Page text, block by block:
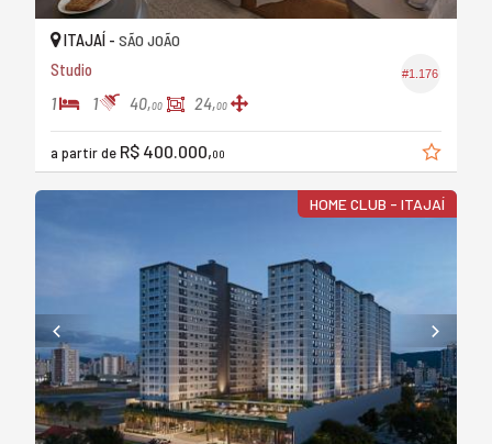
#1.176
ITAJAÍ - SÃO JOÃO
Studio
1 1 40,00 24,00
a partir de R$ 400.000,00
HOME CLUB - ITAJAÍ